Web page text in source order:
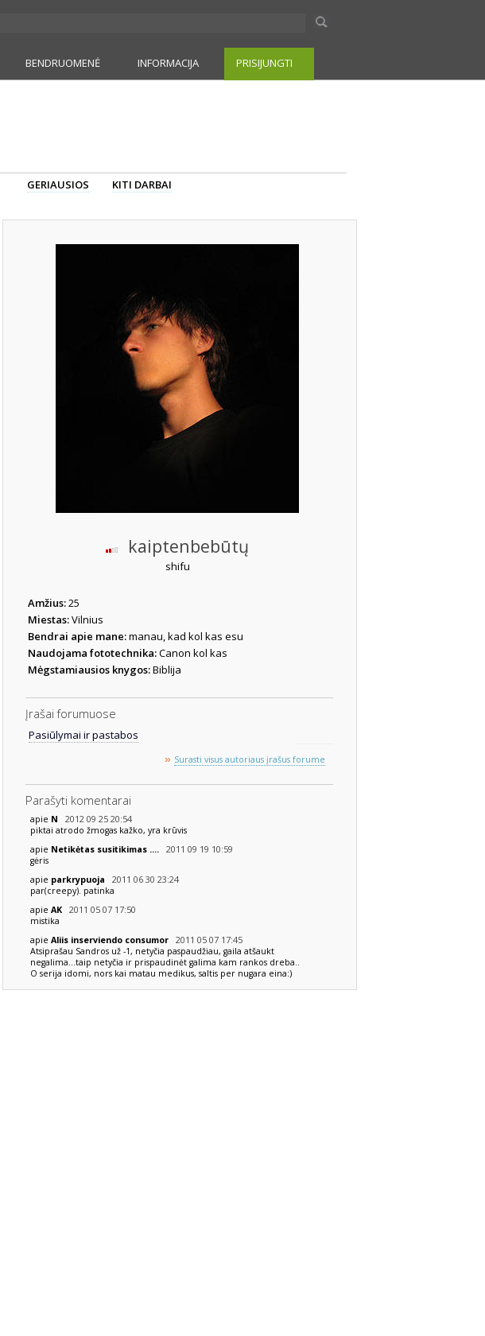
BENDRUOMENĖ INFORMACIJA PRISIJUNGTI
GERIAUSIOS KITI DARBAI
kaiptenbebūtų
shifu
Amžius:25
Miestas:Vilnius
Bendrai apie mane:manau, kad kol kas esu
Naudojama fototechnika:Canon kol kas
Mėgstamiausios knygos:Biblija
Įrašai forumuose
Pasiūlymai ir pastabos
» Surasti visus autoriaus įrašus forume
Parašyti komentarai
apie N 2012 09 25 20:54
piktai atrodo žmogas kažko, yra krūvis
apie Netikėtas susitikimas .... 2011 09 19 10:59
gėris
apie parkrypuoja 2011 06 30 23:24
par(creepy). patinka
apie AK 2011 05 07 17:50
mistika
apie Aliis inserviendo consumor 2011 05 07 17:45
Atsiprašau Sandros už -1, netyčia paspaudžiau, gaila atšaukt
negalima...taip netyčia ir prispaudinėt galima kam rankos dreba..
O serija idomi, nors kai matau medikus, saltis per nugara eina:)